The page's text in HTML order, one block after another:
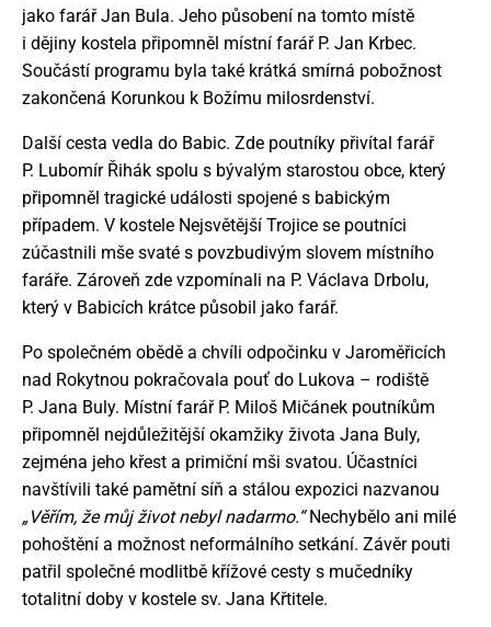
jako farář Jan Bula. Jeho působení na tomto místě
i dějiny kostela připomněl místní farář P. Jan Krbec.
Součástí programu byla také krátká smírná pobožnost
zakončená Korunkou k Božímu milosrdenství.
Další cesta vedla do Babic. Zde poutníky přivítal farář
P. Lubomír Řihák spolu s bývalým starostou obce, který
připomněl tragické události spojené s babickým
případem. V kostele Nejsvětější Trojice se poutníci
zúčastnili mše svaté s povzbudivým slovem místního
faráře. Zároveň zde vzpomínali na P. Václava Drbolu,
který v Babicích krátce působil jako farář.
Po společném obědě a chvíli odpočinku v Jaroměřicích
nad Rokytnou pokračovala pouť do Lukova – rodiště
P. Jana Buly. Místní farář P. Miloš Mičánek poutníkům
připomněl nejdůležitější okamžiky života Jana Buly,
zejména jeho křest a primiční mši svatou. Účastníci
navštívili také pamětní síň a stálou expozici nazvanou
„Věřím, že můj život nebyl nadarmo.“Nechybělo ani milé
pohoštění a možnost neformálního setkání. Závěr pouti
patřil společné modlitbě křížové cesty s mučedníky
totalitní doby v kostele sv. Jana Křtitele.